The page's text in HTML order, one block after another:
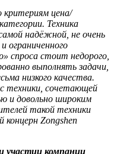
критериям цена/
Техника
надёжной, не очень
ограниченного
спроса стоит недорого,
выполнять задачи,
низкого качества.
техники, сочетающей
и довольно широким
такой техники
Zongshen
участии компании